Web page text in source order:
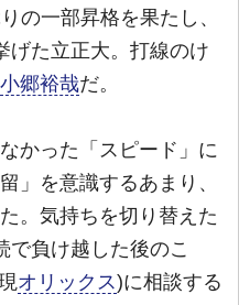
一部昇格を果たし、
げた立正大。打線のけ
小郷裕哉だ。
かった「スピード」に
」を意識するあまり、
。気持ちを切り替えた
で負け越した後のこ
オリックス)に相談する